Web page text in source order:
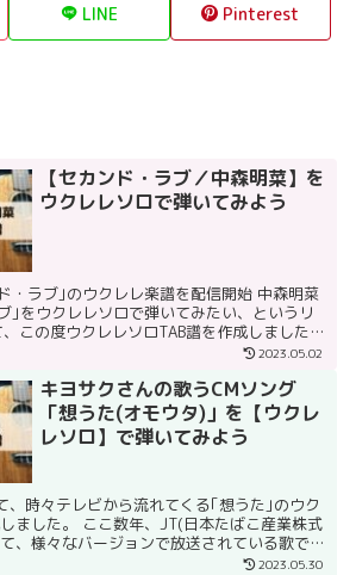
LINE Pinterest
【セカンド・ラブ／中森明菜】を
ウクレレソロで弾いてみよう
・ラブ｣のウクレレ楽譜を配信開始 中森明菜
｣をウクレレソロで弾いてみたい、というリ
この度ウクレレソロTAB譜を作成しました。
2023.05.02
キヨサクさんの歌うCMソング
「想うた(オモウタ)」を【ウクレ
レソロ】で弾いてみよう
、時々テレビから流れてくる｢想うた｣のウク
ました。 ここ数年、JT(日本たばこ産業株式
、様々なバージョンで放送されている歌で、
2023.05.30